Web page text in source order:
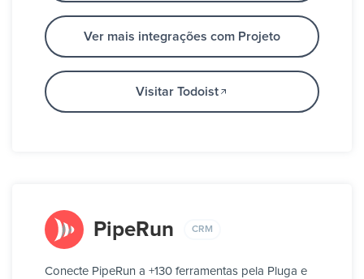
Ver mais integrações com Projeto
Visitar Todoist
PipeRun CRM
Conecte PipeRun a +130 ferramentas pela Pluga e